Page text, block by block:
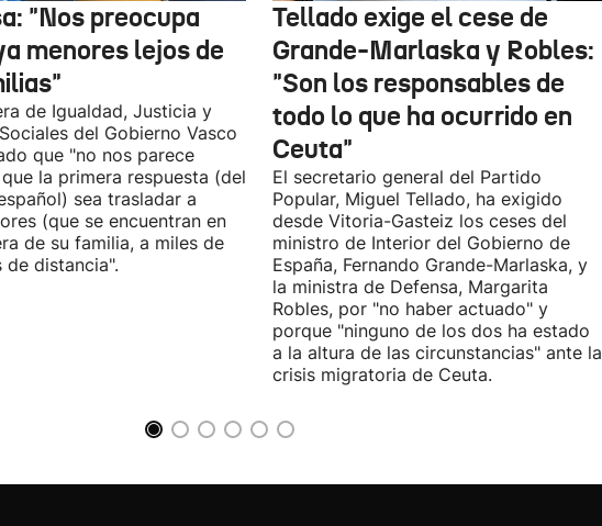
"Nos preocupa
menores lejos de
de Igualdad, Justicia y
del Gobierno Vasco
que "no nos parece
la primera respuesta (del
sea trasladar a
(que se encuentran en
de su familia, a miles de
de distancia".
Tellado exige el cese de
Grande-Marlaska y Robles:
"Son los responsables de
todo lo que ha ocurrido en
Ceuta"
El secretario general del Partido
Popular, Miguel Tellado, ha exigido
desde Vitoria-Gasteiz los ceses del
ministro de Interior del Gobierno de
España, Fernando Grande-Marlaska, y
la ministra de Defensa, Margarita
Robles, por "no haber actuado" y
porque "ninguno de los dos ha estado
a la altura de las circunstancias" ante la
crisis migratoria de Ceuta.